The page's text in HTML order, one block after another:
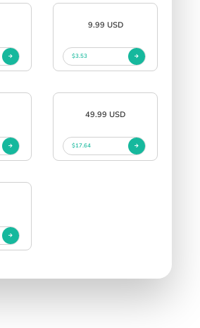
9.99 USD
$3.53
49.99 USD
$17.64